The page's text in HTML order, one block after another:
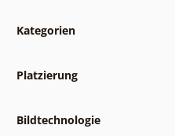
Kategorien
Platzierung
Bildtechnologie